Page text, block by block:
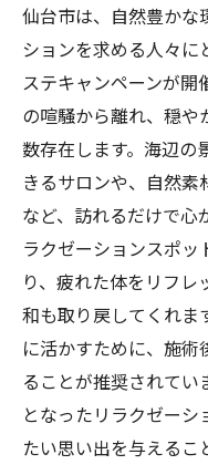
心身のリフレッ
ンペーンで輝き
仙台市のエ
フレッシュ
エステの施
キャンペー
る方法
仙台市で体
ラン
エステキャ
心と体の調
トで内側から美
仙台市は、自然豊かな
ションを求める人々に
ステキャンペーンが
の喧騒から離れ、穏や
数存在します。海辺の
きるサロンや、自然
など、訪れるだけで心
ラクゼーションスポ
り、疲れた体をリフ
和も取り戻してくれま
に活かすために、施
ることが推奨されて
となったリラクゼー
たい思い出を与えるこ